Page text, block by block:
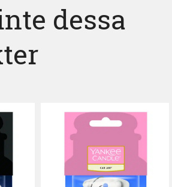
dessa